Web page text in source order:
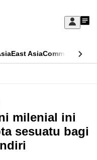
Sign
My
East AsiaCommentary
milenial ini
sesuatu bagi